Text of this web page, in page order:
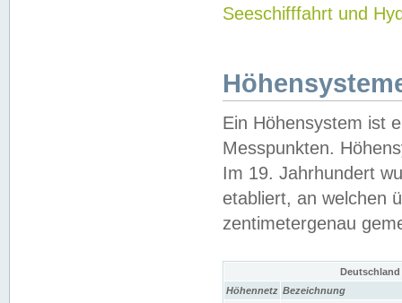
Seeschifffahrt und
Ein Höhensystem ist
Messpunkten.
Im 19. Jahrhundert
etabliert, an welchen
zentimetergenau
Höhennetz Bezeichnung